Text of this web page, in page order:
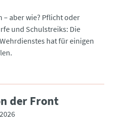
– aber wie? Pflicht oder
und Schulstreiks: Die
hat für einigen
der Front